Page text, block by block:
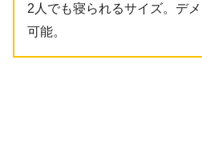
2人でも寝られるサイズ。デ
可能。